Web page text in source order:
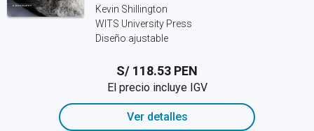
Kevin Shillington
WITS University Press
Diseño ajustable
S/ 118.53 PEN
El precio incluye IGV
Ver detalles